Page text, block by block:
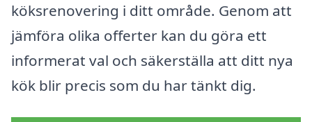
köksrenovering i ditt område. Genom att
jämföra olika offerter kan du göra ett
informerat val och säkerställa att ditt nya
kök blir precis som du har tänkt dig.